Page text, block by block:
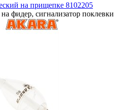
на прищепке 8102205
фидер, сигнализатор поклевки